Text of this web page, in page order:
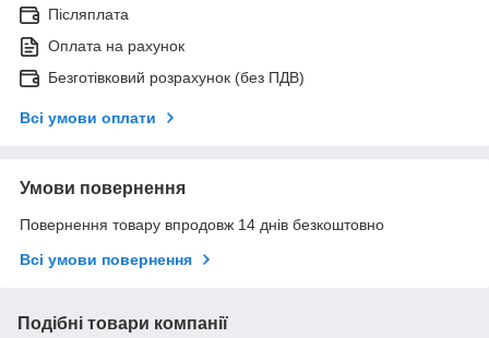
Післяплата
Оплата на рахунок
Безготівковий розрахунок (без ПДВ)
Всі умови оплати
Умови повернення
Повернення товару впродовж 14 днів безкоштовно
Всі умови повернення
Подібні товари компанії